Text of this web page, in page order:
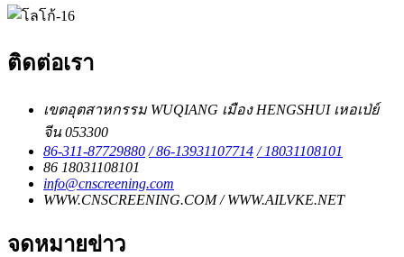
ติดต่อเรา
เขตอุตสาหกรรม WUQIANG เมือง HENGSHUI เหอเป่ย์
จีน 053300
86-311-87729880 / 86-13931107714 / 18031108101
86 18031108101
info@cnscreening.com
WWW.CNSCREENING.COM / WWW.AILVKE.NET
จดหมายข่าว